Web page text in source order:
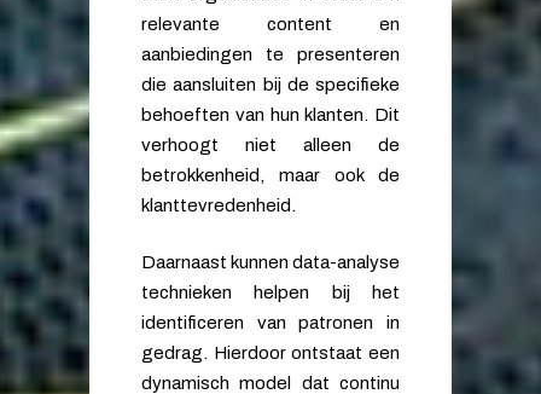
relevante content en
aanbiedingen te presenteren
die aansluiten bij de specifieke
behoeften van hun klanten. Dit
verhoogt niet alleen de
betrokkenheid, maar ook de
klanttevredenheid.
Daarnaast kunnen data-analyse
technieken helpen bij het
identificeren van patronen in
gedrag. Hierdoor ontstaat een
dynamisch model dat continu